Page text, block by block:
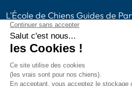
L'École de Chiens Guides de
loi 1901, reconnue d'intérêt
recevoir des dons, legs,
des reçus fiscaux. L'association
Guides